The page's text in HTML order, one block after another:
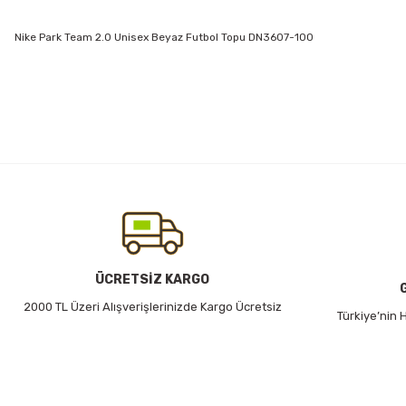
Nike Park Team 2.0 Unisex Beyaz Futbol Topu DN3607-100
Ürün bilgilerinde hatalar bulunuyor.
Ürün fiyatı diğer sitelerden daha pahalı.
Bu ürüne benzer farklı alternatifler olmalı.
ÜCRETSİZ KARGO
2000 TL Üzeri Alışverişlerinizde Kargo Ücretsiz
Türkiye’nin